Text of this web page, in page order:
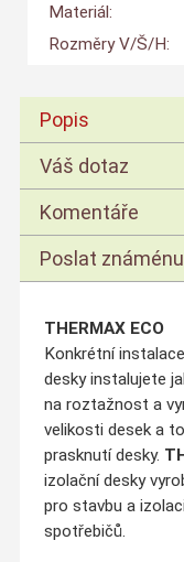
Materiál:
Rozměry V/Š/H:
Popis
Váš dotaz
Komentáře
Poslat známénu
THERMAX ECO
Konkrétní
desky instalujete
na roztažnost a
velikosti desek a
prasknutí desky.
izolační desky
pro stavbu a izolaci
spotřebičů.